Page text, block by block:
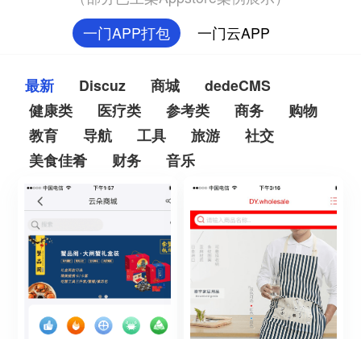
一门APP打包
一门云APP
最新 Discuz 商城
dedeCMS
健康类
医疗类 参考类 商务
购物
教育
导航 工具 旅游
社交
美食佳肴
财务 音乐